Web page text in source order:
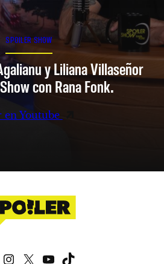
SPOILER SHOW
y Liliana Villaseñor
con Rana Fonk.
en Youtube
Facebook
Instagram
X YouTube